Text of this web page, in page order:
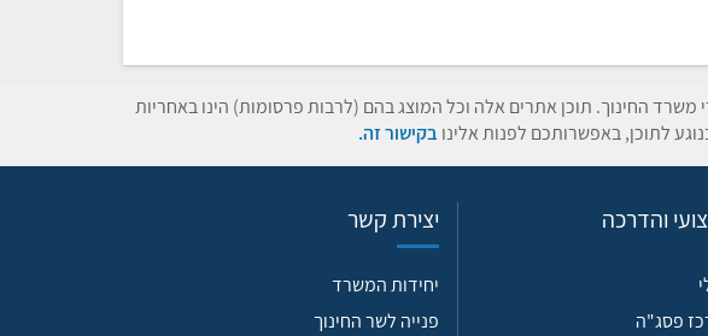
משרד החינוך. תוכן אתרים אלה וכל המוצג בהם (לרבות פרסומות) הינו באחריות
לתוכן, באפשרותכם לפנות אלינו בקישור זה.
והדרכה
פסג"ה
יצירת קשר
יחידות המשרד
פנייה לשר החינוך